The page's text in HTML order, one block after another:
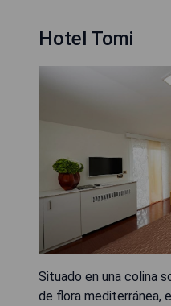
Hotel Tomi
Situado en una colina
de flora mediterránea,